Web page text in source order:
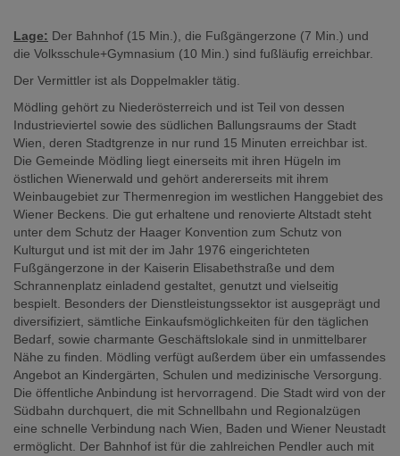
Lage: Der Bahnhof (15 Min.), die Fußgängerzone (7 Min.) und
die Volksschule+Gymnasium (10 Min.) sind fußläufig erreichbar.
Der Vermittler ist als Doppelmakler tätig.
Mödling gehört zu Niederösterreich und ist Teil von dessen
Industrieviertel sowie des südlichen Ballungsraums der Stadt
Wien, deren Stadtgrenze in nur rund 15 Minuten erreichbar ist.
Die Gemeinde Mödling liegt einerseits mit ihren Hügeln im
östlichen Wienerwald und gehört andererseits mit ihrem
Weinbaugebiet zur Thermenregion im westlichen Hanggebiet des
Wiener Beckens. Die gut erhaltene und renovierte Altstadt steht
unter dem Schutz der Haager Konvention zum Schutz von
Kulturgut und ist mit der im Jahr 1976 eingerichteten
Fußgängerzone in der Kaiserin Elisabethstraße und dem
Schrannenplatz einladend gestaltet, genutzt und vielseitig
bespielt. Besonders der Dienstleistungssektor ist ausgeprägt und
diversifiziert, sämtliche Einkaufsmöglichkeiten für den täglichen
Bedarf, sowie charmante Geschäftslokale sind in unmittelbarer
Nähe zu finden. Mödling verfügt außerdem über ein umfassendes
Angebot an Kindergärten, Schulen und medizinische Versorgung.
Die öffentliche Anbindung ist hervorragend. Die Stadt wird von der
Südbahn durchquert, die mit Schnellbahn und Regionalzügen
eine schnelle Verbindung nach Wien, Baden und Wiener Neustadt
ermöglicht. Der Bahnhof ist für die zahlreichen Pendler auch mit